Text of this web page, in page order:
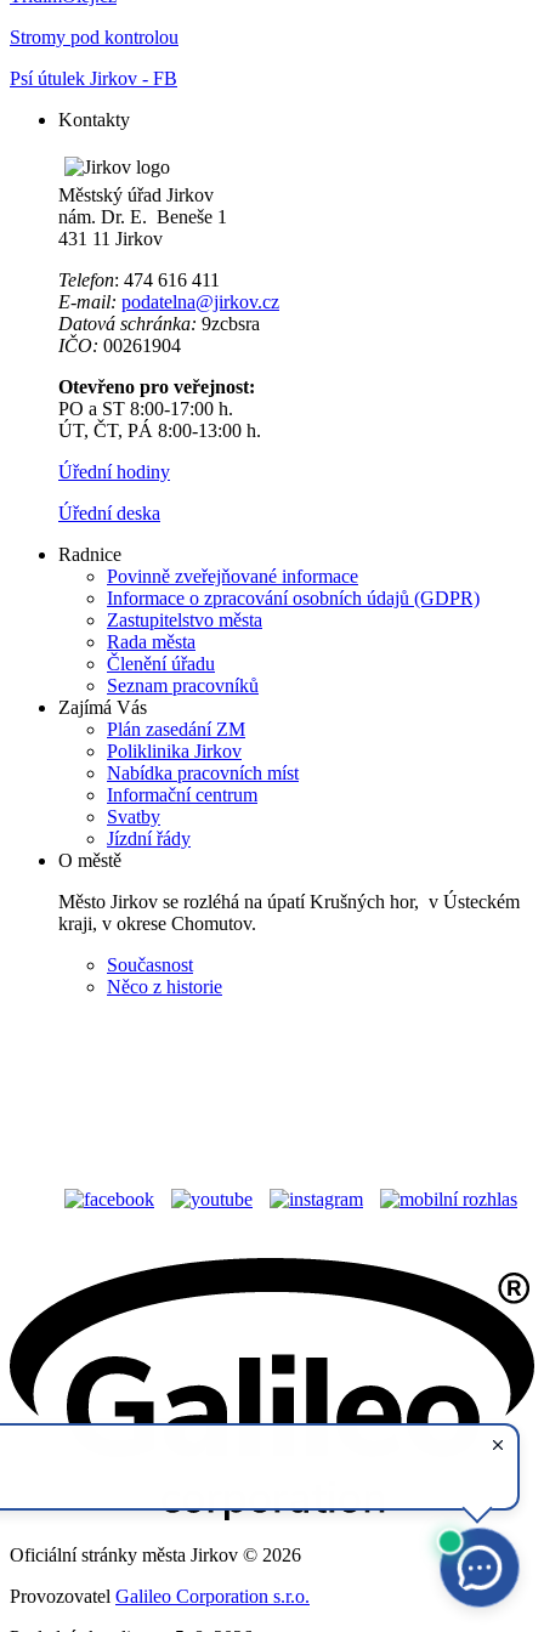
Stromy pod kontrolou
Psí útulek Jirkov - FB
Kontakty
Městský úřad Jirkov
nám. Dr. E. Beneše 1
431 11 Jirkov
Telefon: 474 616 411
E-mail: podatelna@jirkov.cz
Datová schránka: 9zcbsra
IČO: 00261904
Otevřeno pro veřejnost:
PO a ST 8:00-17:00 h.
ÚT, ČT, PÁ 8:00-13:00 h.
Úřední hodiny
Úřední deska
Radnice
Povinně zveřejňované informace
Informace o zpracování osobních údajů (GDPR)
Zastupitelstvo města
Rada města
Členění úřadu
Seznam pracovníků
Zajímá Vás
Plán zasedání ZM
Poliklinika Jirkov
Nabídka pracovních míst
Informační centrum
Svatby
Jízdní řády
O městě
Město Jirkov se rozléhá na úpatí Krušných hor, v Ústeckém
kraji, v okrese Chomutov.
Současnost
Něco z historie
Oficiální stránky města Jirkov © 2026
Provozovatel Galileo Corporation s.r.o.